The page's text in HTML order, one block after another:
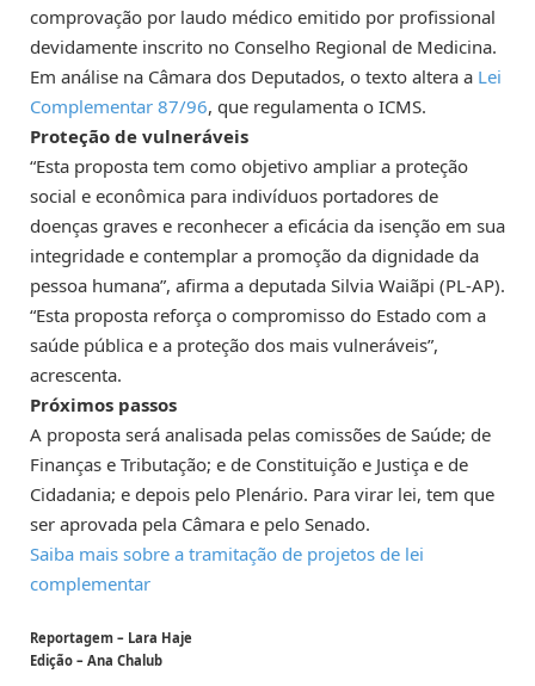
comprovação por laudo médico emitido por profissional
devidamente inscrito no Conselho Regional de Medicina.
Em análise na Câmara dos Deputados, o texto altera a Lei
Complementar 87/96, que regulamenta o ICMS.
Proteção de vulneráveis
“Esta proposta tem como objetivo ampliar a proteção
social e econômica para indivíduos portadores de
doenças graves e reconhecer a eficácia da isenção em sua
integridade e contemplar a promoção da dignidade da
pessoa humana”, afirma a deputada Silvia Waiãpi (PL-AP).
“Esta proposta reforça o compromisso do Estado com a
saúde pública e a proteção dos mais vulneráveis”,
acrescenta.
Próximos passos
A proposta será analisada pelas comissões de Saúde; de
Finanças e Tributação; e de Constituição e Justiça e de
Cidadania; e depois pelo Plenário. Para virar lei, tem que
ser aprovada pela Câmara e pelo Senado.
Saiba mais sobre a tramitação de projetos de lei
complementar
Reportagem – Lara Haje
Edição – Ana Chalub